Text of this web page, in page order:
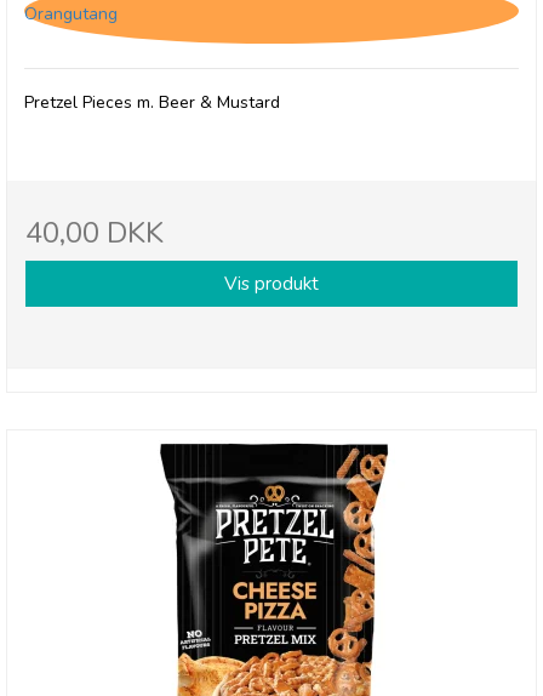
Orangutang
Pretzel Pieces m. Beer & Mustard
40,00 DKK
Vis produkt